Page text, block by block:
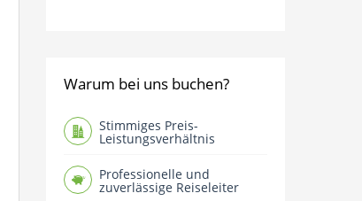
Warum bei uns buchen?
Stimmiges Preis-
Leistungsverhältnis
Professionelle und
zuverlässige Reiseleiter